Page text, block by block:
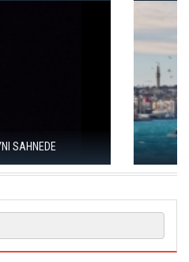
20 EYLÜL’DE BAŞLIYOR